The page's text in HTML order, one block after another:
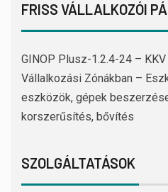
FRISS VÁLLALKOZÓI
GINOP Plusz-1.2.4-24 –
Vállalkozási Zónákban –
eszközök, gépek
korszerűsítés, bővítés
SZOLGÁLTATÁSOK